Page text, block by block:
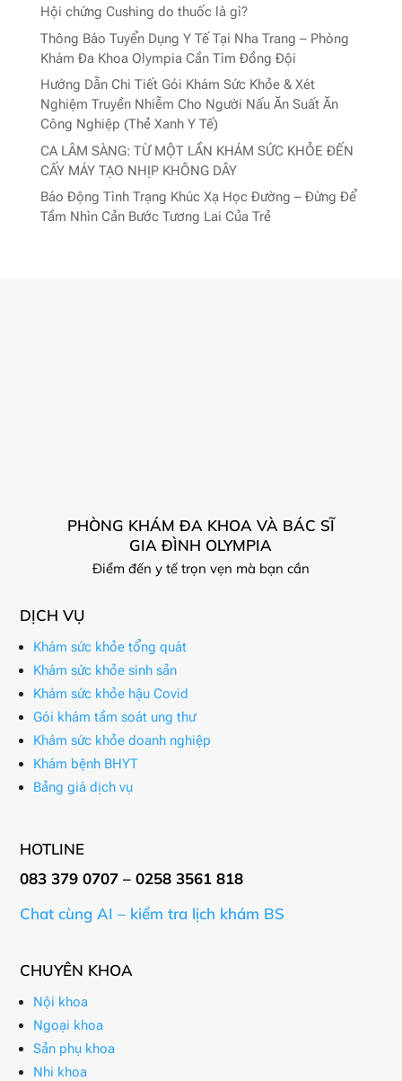
Hội chứng Cushing do thuốc là gì?
Thông Báo Tuyển Dụng Y Tế Tại Nha Trang – Phòng
Khám Đa Khoa Olympia Cần Tìm Đồng Đội
Hướng Dẫn Chi Tiết Gói Khám Sức Khỏe & Xét
Nghiệm Truyền Nhiễm Cho Người Nấu Ăn Suất Ăn
Công Nghiệp (Thẻ Xanh Y Tế)
CA LÂM SÀNG: TỪ MỘT LẦN KHÁM SỨC KHỎE ĐẾN
CẤY MÁY TẠO NHỊP KHÔNG DÂY
Báo Động Tình Trạng Khúc Xạ Học Đường – Đừng Để
Tầm Nhìn Cản Bước Tương Lai Của Trẻ
PHÒNG KHÁM ĐA KHOA VÀ BÁC SĨ
GIA ĐÌNH OLYMPIA
Điểm đến y tế trọn vẹn mà bạn cần
DỊCH VỤ
Khám sức khỏe tổng quát
Khám sức khỏe sinh sản
Khám sức khỏe hậu Covid
Gói khám tầm soát ung thư
Khám sức khỏe doanh nghiệp
Khám bệnh BHYT
Bảng giá dịch vụ
HOTLINE
083 379 0707 – 0258 3561 818
Chat cùng AI – kiểm tra lịch khám BS
CHUYÊN KHOA
Nội khoa
Ngoại khoa
Sản phụ khoa
Nhi khoa